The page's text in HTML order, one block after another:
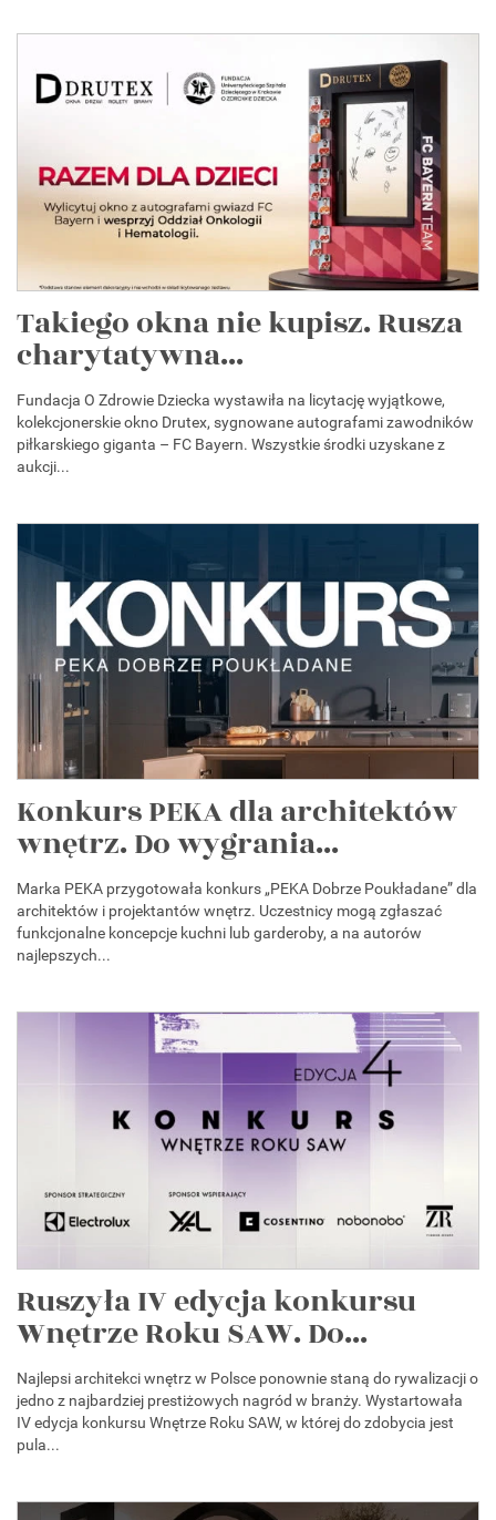
Takiego okna nie kupisz. Rusza
charytatywna...
Fundacja O Zdrowie Dziecka wystawiła na licytację wyjątkowe,
kolekcjonerskie okno Drutex, sygnowane autografami zawodników
piłkarskiego giganta – FC Bayern. Wszystkie środki uzyskane z
aukcji...
Konkurs PEKA dla architektów
wnętrz. Do wygrania...
Marka PEKA przygotowała konkurs „PEKA Dobrze Poukładane” dla
architektów i projektantów wnętrz. Uczestnicy mogą zgłaszać
funkcjonalne koncepcje kuchni lub garderoby, a na autorów
najlepszych...
Ruszyła IV edycja konkursu
Wnętrze Roku SAW. Do...
Najlepsi architekci wnętrz w Polsce ponownie staną do rywalizacji o
jedno z najbardziej prestiżowych nagród w branży. Wystartowała
IV edycja konkursu Wnętrze Roku SAW, w której do zdobycia jest
pula...